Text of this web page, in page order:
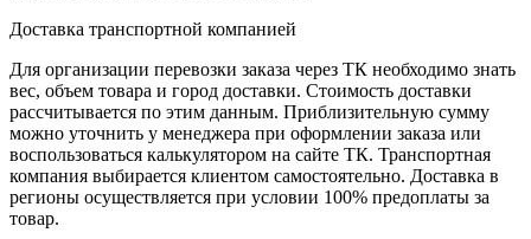
Доставка транспортной компанией
Для организации перевозки заказа через ТК необходимо знать
вес, объем товара и город доставки. Стоимость доставки
рассчитывается по этим данным. Приблизительную сумму
можно уточнить у менеджера при оформлении заказа или
воспользоваться калькулятором на сайте ТК. Транспортная
компания выбирается клиентом самостоятельно. Доставка в
регионы осуществляется при условии 100% предоплаты за
товар.